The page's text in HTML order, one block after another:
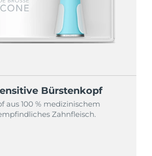
Bürstenkopf
aus 100 % medizinischem
Zahnfleisch.